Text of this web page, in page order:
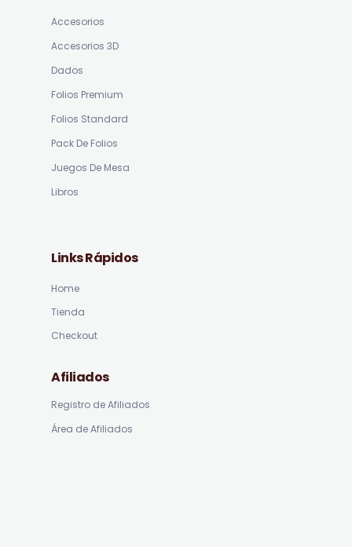
Accesorios
Accesorios 3D
Dados
Folios Premium
Folios Standard
Pack De Folios
Juegos De Mesa
Libros
Links Rápidos
Home
Tienda
Checkout
Afiliados
Registro de Afiliados
Área de Afiliados